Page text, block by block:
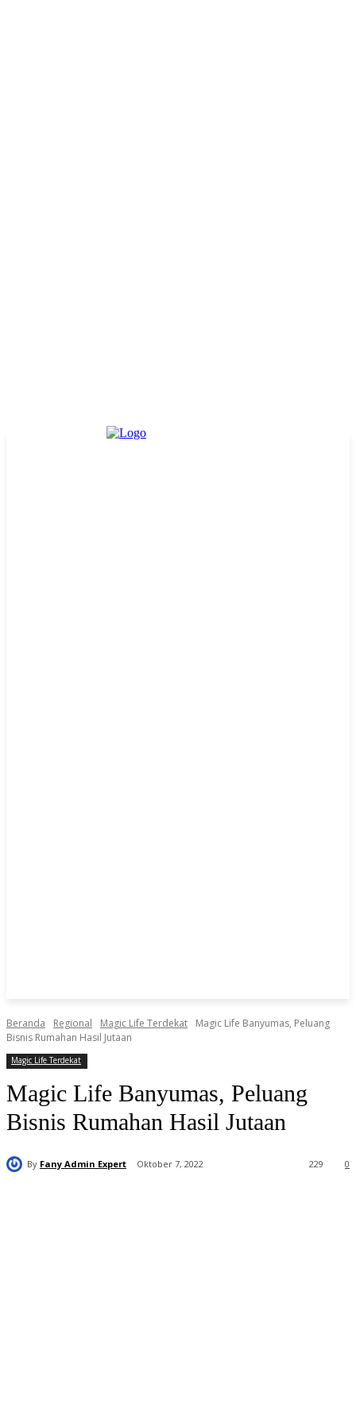
Beranda Regional Magic Life Terdekat
Magic Life Banyumas, Peluang
Bisnis Rumahan Hasil Jutaan
Magic Life Terdekat
Magic Life Banyumas, Peluang
Bisnis Rumahan Hasil Jutaan
By Fany Admin Expert Oktober 7, 2022 0
229